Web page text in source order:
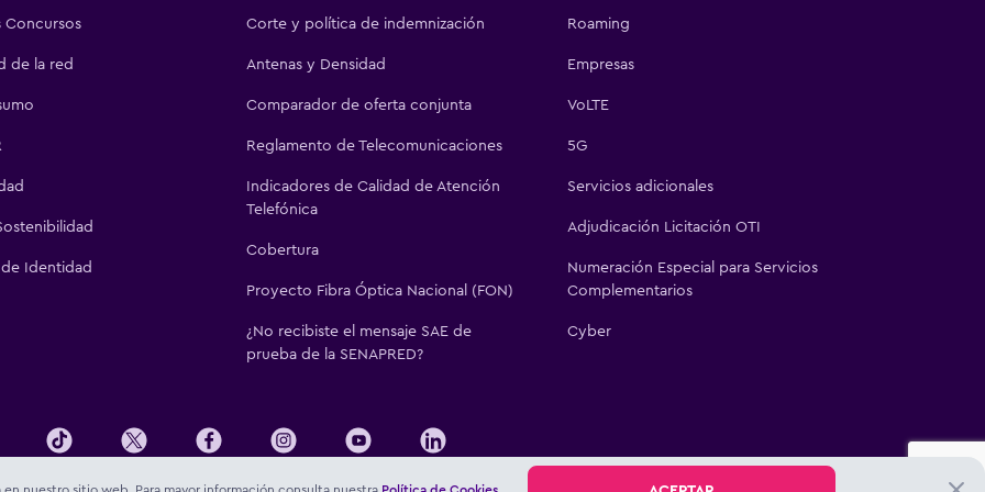
Concursos
de la red
Identidad
Corte y política de indemnización
Antenas y Densidad
Comparador de oferta conjunta
Reglamento de Telecomunicaciones
Indicadores de Calidad de Atención
Telefónica
Cobertura
Proyecto Fibra Óptica Nacional (FON)
¿No recibiste el mensaje SAE de
prueba de la SENAPRED?
Roaming
Empresas
VoLTE
5G
Servicios adicionales
Adjudicación Licitación OTI
Numeración Especial para Servicios
Complementarios
Cyber
Mackenna 1369, comuna de Santiago, Chile, Representante Legal: Christopher Bannister, CEO WOM, Teléfono Atención Clientes: 800 64 64 15 ó 22 337 7600.